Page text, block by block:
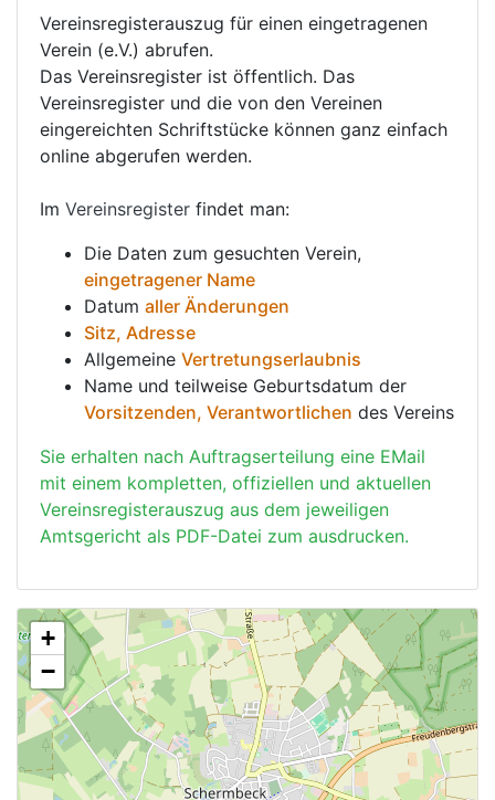
Vereinsregisterauszug für einen eingetragenen
Verein (e.V.) abrufen.
Das Vereinsregister ist öffentlich. Das
Vereinsregister und die von den Vereinen
eingereichten Schriftstücke können ganz einfach
online abgerufen werden.
Im Vereinsregister findet man:
Die Daten zum gesuchten Verein,
eingetragener Name
Datum aller Änderungen
Sitz, Adresse
Allgemeine Vertretungserlaubnis
Name und teilweise Geburtsdatum der
Vorsitzenden, Verantwortlichen des Vereins
Sie erhalten nach Auftragserteilung eine EMail
mit einem kompletten, offiziellen und aktuellen
Vereinsregisterauszug aus dem jeweiligen
Amtsgericht als PDF-Datei zum ausdrucken.
+
−